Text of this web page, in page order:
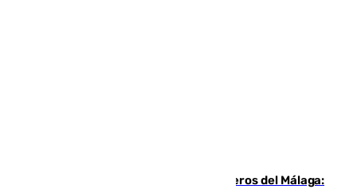
Ya se han estrenado los tres delanteros del Málaga: